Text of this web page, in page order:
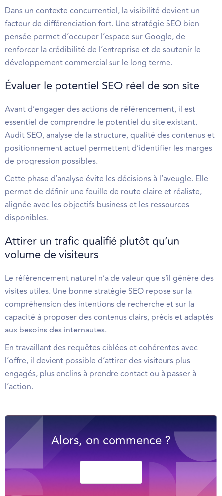
Dans un contexte concurrentiel, la visibilité devient un
facteur de différenciation fort. Une stratégie SEO bien
pensée permet d’occuper l’espace sur Google, de
renforcer la crédibilité de l’entreprise et de soutenir le
développement commercial sur le long terme.
Évaluer le potentiel SEO réel de son site
Avant d’engager des actions de référencement, il est
essentiel de comprendre le potentiel du site existant.
Audit SEO, analyse de la structure, qualité des contenus et
positionnement actuel permettent d’identifier les marges
de progression possibles.
Cette phase d’analyse évite les décisions à l’aveugle. Elle
permet de définir une feuille de route claire et réaliste,
alignée avec les objectifs business et les ressources
disponibles.
Attirer un trafic qualifié plutôt qu’un
volume de visiteurs
Le référencement naturel n’a de valeur que s’il génère des
visites utiles. Une bonne stratégie SEO repose sur la
compréhension des intentions de recherche et sur la
capacité à proposer des contenus clairs, précis et adaptés
aux besoins des internautes.
En travaillant des requêtes ciblées et cohérentes avec
l’offre, il devient possible d’attirer des visiteurs plus
engagés, plus enclins à prendre contact ou à passer à
l’action.
Alors, on commence ?